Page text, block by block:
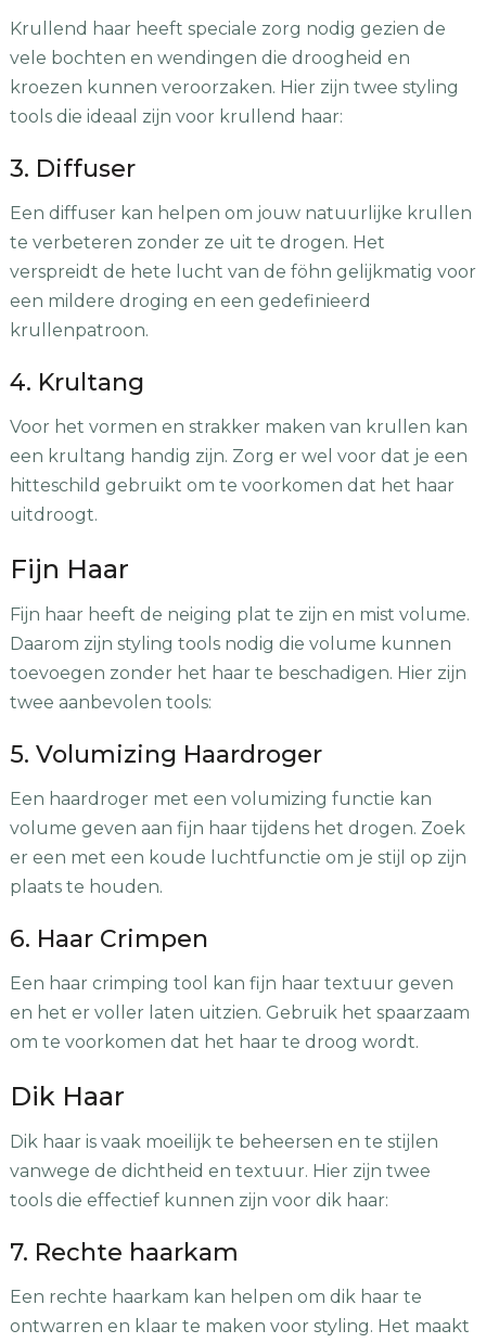
Krullend haar heeft speciale zorg nodig gezien de
vele bochten en wendingen die droogheid en
kroezen kunnen veroorzaken. Hier zijn twee styling
tools die ideaal zijn voor krullend haar:
3. Diffuser
Een diffuser kan helpen om jouw natuurlijke krullen
te verbeteren zonder ze uit te drogen. Het
verspreidt de hete lucht van de föhn gelijkmatig voor
een mildere droging en een gedefinieerd
krullenpatroon.
4. Krultang
Voor het vormen en strakker maken van krullen kan
een krultang handig zijn. Zorg er wel voor dat je een
hitteschild gebruikt om te voorkomen dat het haar
uitdroogt.
Fijn Haar
Fijn haar heeft de neiging plat te zijn en mist volume.
Daarom zijn styling tools nodig die volume kunnen
toevoegen zonder het haar te beschadigen. Hier zijn
twee aanbevolen tools:
5. Volumizing Haardroger
Een haardroger met een volumizing functie kan
volume geven aan fijn haar tijdens het drogen. Zoek
er een met een koude luchtfunctie om je stijl op zijn
plaats te houden.
6. Haar Crimpen
Een haar crimping tool kan fijn haar textuur geven
en het er voller laten uitzien. Gebruik het spaarzaam
om te voorkomen dat het haar te droog wordt.
Dik Haar
Dik haar is vaak moeilijk te beheersen en te stijlen
vanwege de dichtheid en textuur. Hier zijn twee
tools die effectief kunnen zijn voor dik haar:
7. Rechte haarkam
Een rechte haarkam kan helpen om dik haar te
ontwarren en klaar te maken voor styling. Het maakt